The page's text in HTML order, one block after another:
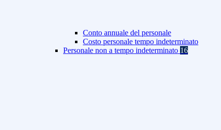
Conto annuale del personale
Costo personale tempo indeterminato
Personale non a tempo indeterminato 16